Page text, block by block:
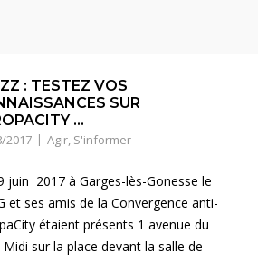
: TESTEZ VOS
SUR
…
2017 Agir, S'informer
juin 2017 à Garges-lès-Gonesse le
et ses amis de la Convergence anti-
étaient présents 1 avenue du
Midi sur la place devant la salle de